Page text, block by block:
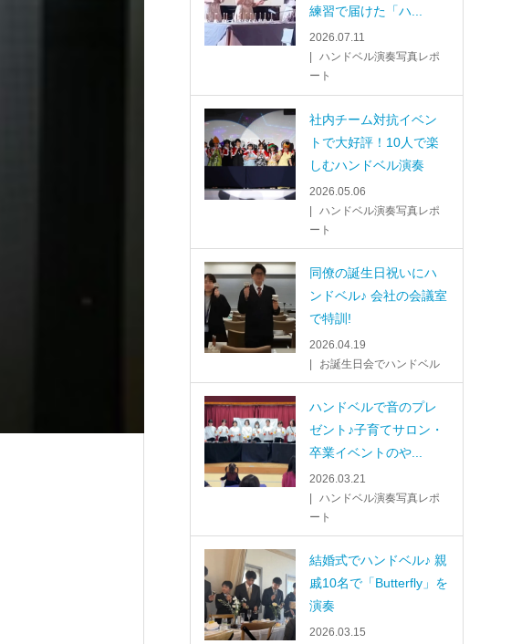
練習で届けた「ハ...
2026.07.11
ハンドベル演奏写真レポ
ート
社内チーム対抗イベン
トで大好評！10人で楽
しむハンドベル演奏
2026.05.06
ハンドベル演奏写真レポ
ート
同僚の誕生日祝いにハ
ンドベル♪ 会社の会議室
で特訓!
2026.04.19
お誕生日会でハンドベル
ハンドベルで音のプレ
ゼント♪子育てサロン・
卒業イベントのや...
2026.03.21
ハンドベル演奏写真レポ
ート
結婚式でハンドベル♪ 親
戚10名で「Butterfly」を
演奏
2026.03.15